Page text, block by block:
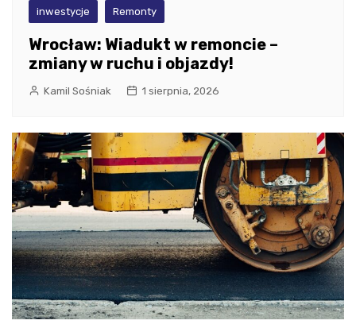
inwestycje Remonty
Wrocław: Wiadukt w remoncie –
zmiany w ruchu i objazdy!
Kamil Sośniak 1 sierpnia, 2026